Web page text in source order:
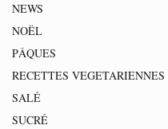
NEWS
NOËL
PÂQUES
RECETTES VEGETARIENNES
SALÉ
SUCRÉ